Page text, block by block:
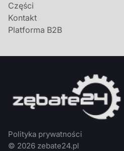
Części
Kontakt
Platforma B2B
© 2026 zebate24.pl
Polityka prywatności